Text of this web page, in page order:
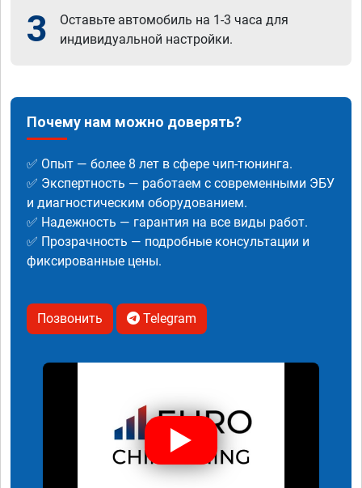
3
Оставьте автомобиль на 1-3 часа для
индивидуальной настройки.
Почему нам можно доверять?
✅ Опыт — более 8 лет в сфере чип-тюнинга.
✅ Экспертность — работаем с современными ЭБУ
и диагностическим оборудованием.
✅ Надежность — гарантия на все виды работ.
✅ Прозрачность — подробные консультации и
фиксированные цены.
Позвонить Telegram